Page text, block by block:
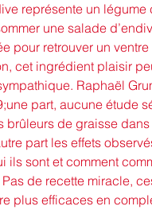
représente un légume
une salade
pour retrouver un
cet ingrédient plaisir
Raphaël
part, aucune étude
brûleurs de graisse
part les effets
ils sont et comment
de recette miracle,
plus efficaces en